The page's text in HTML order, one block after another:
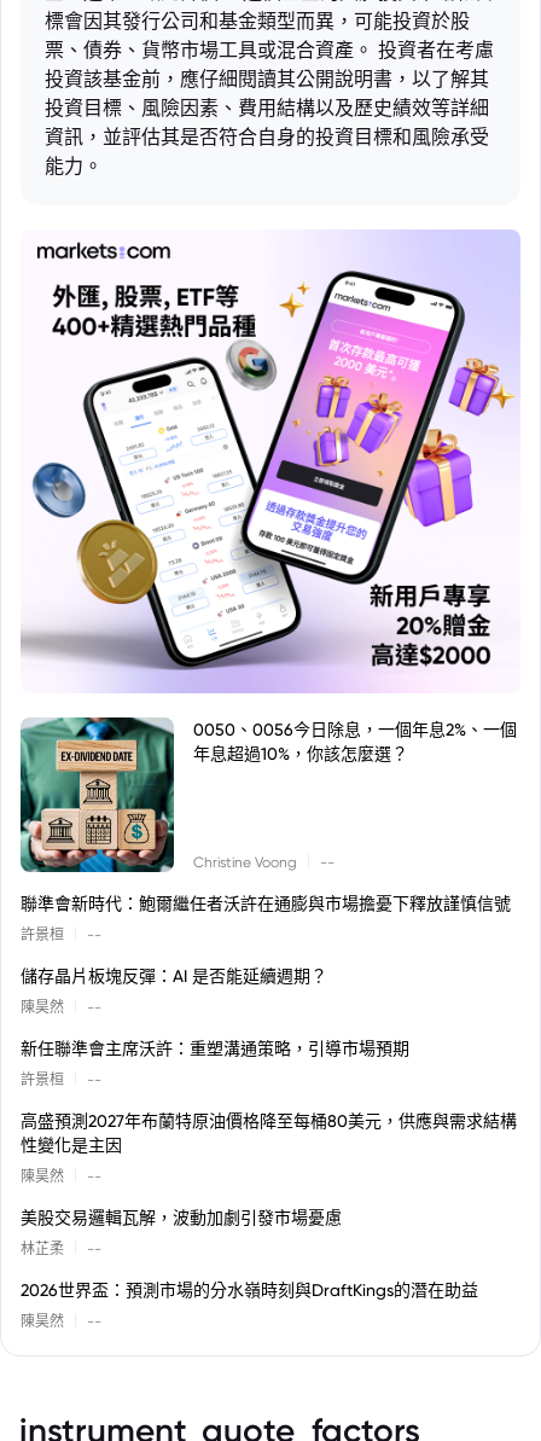
標會因其發行公司和基金類型而異，可能投資於股
票、債券、貨幣市場工具或混合資產。 投資者在考慮
投資該基金前，應仔細閱讀其公開說明書，以了解其
投資目標、風險因素、費用結構以及歷史績效等詳細
資訊，並評估其是否符合自身的投資目標和風險承受
能力。
0050、0056今日除息，一個年息2%、一個
年息超過10%，你該怎麼選？
Christine Voong --
聯準會新時代：鮑爾繼任者沃許在通膨與市場擔憂下釋放謹慎信號
許景桓 --
儲存晶片板塊反彈：AI 是否能延續週期？
陳昊然 --
新任聯準會主席沃許：重塑溝通策略，引導市場預期
許景桓 --
高盛預測2027年布蘭特原油價格降至每桶80美元，供應與需求結構
性變化是主因
陳昊然 --
美股交易邏輯瓦解，波動加劇引發市場憂慮
林芷柔 --
2026世界盃：預測市場的分水嶺時刻與DraftKings的潛在助益
陳昊然 --
instrument_quote_factors